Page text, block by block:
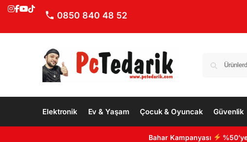
0850 840 48 52
Elektronik Ev & Yaşam Çocuk & Oyuncak Güvenlik
Bahar Kampanyası